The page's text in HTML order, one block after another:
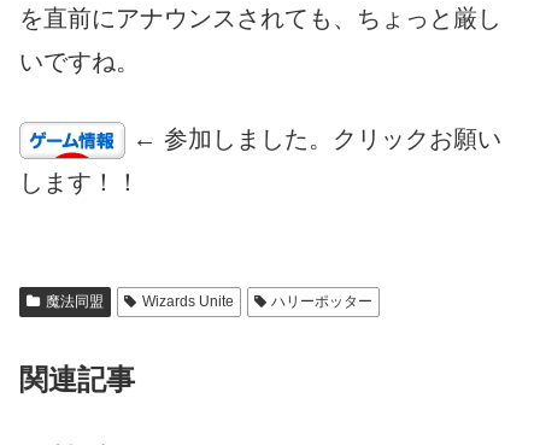
を直前にアナウンスされても、ちょっと厳し
いですね。
← 参加しました。クリックお願い
します！！
魔法同盟 Wizards Unite ハリーポッター
関連記事